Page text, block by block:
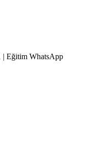
| Eğitim WhatsApp